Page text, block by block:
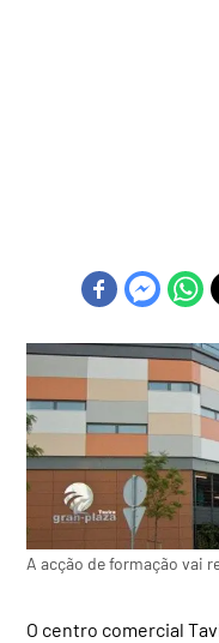
A acção de formação vai
O centro comercial